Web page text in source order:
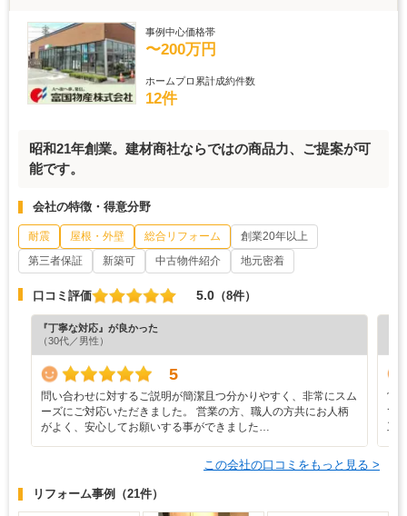
事例中心価格帯
〜200万円
ホームプロ累計成約件数
12件
昭和21年創業。建材商社ならではの商品力、ご提案が可
能です。
会社の特徴・得意分野
耐震 屋根・外壁 総合リフォーム
創業20年以上
第三者保証
新築可 中古物件紹介 地元密着
口コミ評価 5.0 （8件）
『丁寧な対応』が良かった
（30代／男性）
5
問い合わせに対するご説明が簡潔且つ分かりやすく、非常にスム
ーズにご対応いただきました。 営業の方、職人の方共にお人柄
がよく、安心してお願いする事ができました…
営
て
工
この会社の口コミをもっと見る >
リフォーム事例 （21件）